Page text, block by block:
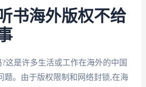
书海外版权不给
这是许多生活或工作在海外的中国
题。由于版权限制和网络封锁,在海